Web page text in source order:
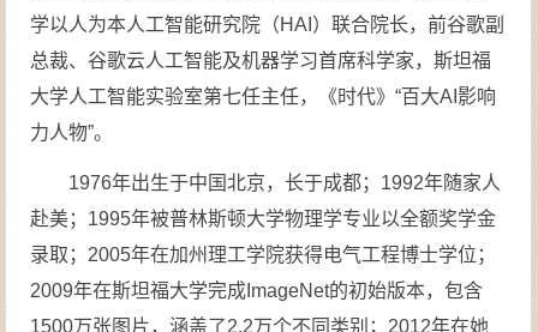
学以人为本人工智能研究院（HAI）联合院长，前谷歌副
总裁、谷歌云人工智能及机器学习首席科学家，斯坦福
大学人工智能实验室第七任主任，《时代》“百大AI影响
力人物”。
1976年出生于中国北京，长于成都；1992年随家人
赴美；1995年被普林斯顿大学物理学专业以全额奖学金
录取；2005年在加州理工学院获得电气工程博士学位；
2009年在斯坦福大学完成ImageNet的初始版本，包含
1500万张图片，涵盖了2.2万个不同类别；2012年在她